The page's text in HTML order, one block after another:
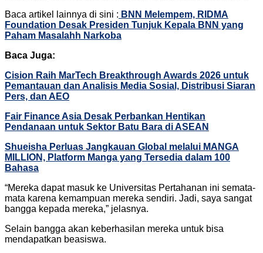
Baca artikel lainnya di sini : BNN Melempem, RIDMA
Foundation Desak Presiden Tunjuk Kepala BNN yang
Paham Masalahh Narkoba
Baca Juga:
Cision Raih MarTech Breakthrough Awards 2026 untuk
Pemantauan dan Analisis Media Sosial, Distribusi Siaran
Pers, dan AEO
Fair Finance Asia Desak Perbankan Hentikan
Pendanaan untuk Sektor Batu Bara di ASEAN
Shueisha Perluas Jangkauan Global melalui MANGA
MILLION, Platform Manga yang Tersedia dalam 100
Bahasa
“Mereka dapat masuk ke Universitas Pertahanan ini semata-
mata karena kemampuan mereka sendiri. Jadi, saya sangat
bangga kepada mereka,” jelasnya.
Selain bangga akan keberhasilan mereka untuk bisa
mendapatkan beasiswa.